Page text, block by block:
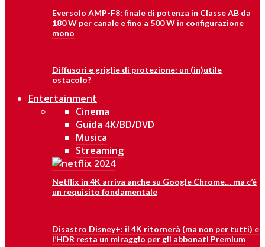
Eversolo AMP-F8: finale di potenza in Classe AB da
180 W per canale e fino a 500 W in configurazione
mono
Diffusori e griglie di protezione: un (in)utile
ostacolo?
Entertainment
Cinema
Guida 4K/BD/DVD
Musica
Streaming
Netflix in 4K arriva anche su Google Chrome… ma c’è
un requisito fondamentale
Disastro Disney+: il 4K ritornerà (ma non per tutti) e
l’HDR resta un miraggio per gli abbonati Premium